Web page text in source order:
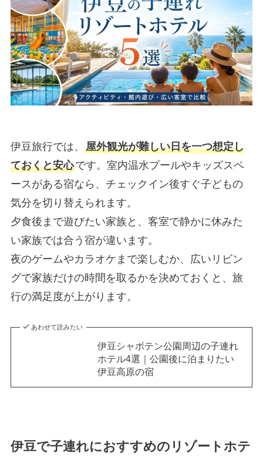
伊豆旅行では、 屋外観光が難しい日を一つ想定し
ておくと安心です。室内温水プールやキッズスペ
ースがある宿なら、チェックイン後すぐ子どもの
気分を切り替えられます。
夕食後まで遊びたい家族と、客室で静かに休みた
い家族では合う宿が違います。
夜のゲームやカラオケまで楽しむか、広いリビン
グで家族だけの時間を取るかを決めておくと、旅
行の満足度が上がります。
あわせて読みたい
伊豆シャボテン公園周辺の子連れ
ホテル4選｜公園後に泊まりたい
伊豆高原の宿
伊豆で子連れにおすすめのリゾートホテ